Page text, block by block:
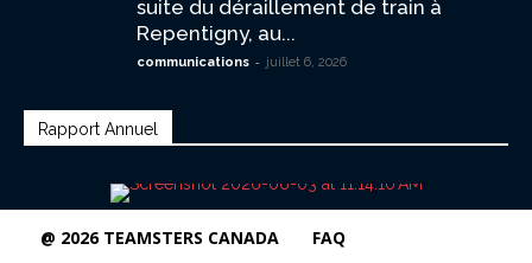
suite du déraillement de train à
Repentigny, au...
communications - juillet 6, 2026
Rapport Annuel
@ 2026 TEAMSTERS CANADA FAQ